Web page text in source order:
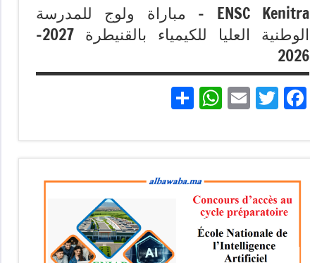
ENSC Kenitra – مباراة ولوج للمدرسة
الوطنية العليا للكيمياء بالقنيطرة 2027-
2026
Facebook
Twitter
Email
WhatsApp